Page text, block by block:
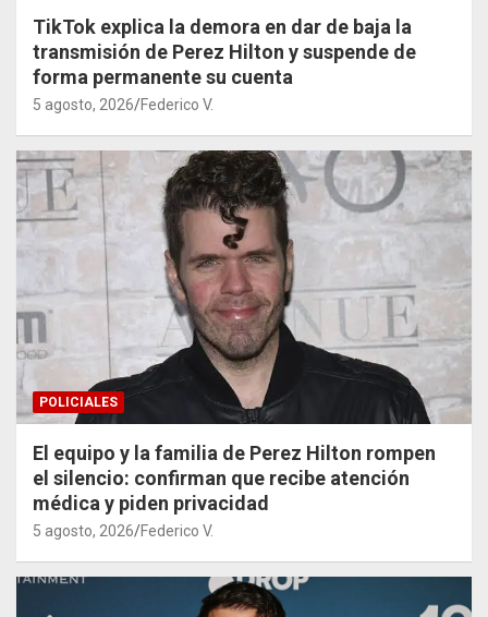
TikTok explica la demora en dar de baja la
transmisión de Perez Hilton y suspende de
forma permanente su cuenta
5 agosto, 2026 Federico V.
POLICIALES
El equipo y la familia de Perez Hilton rompen
el silencio: confirman que recibe atención
médica y piden privacidad
5 agosto, 2026 Federico V.